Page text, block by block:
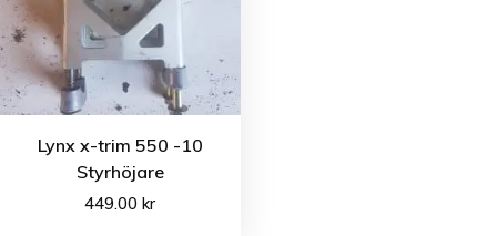
Lynx x-trim 550 -10
Styrhöjare
449.00kr